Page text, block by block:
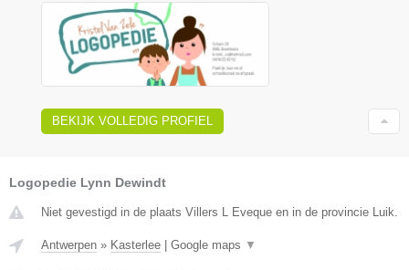
BEKIJK VOLLEDIG PROFIEL
Logopedie Lynn Dewindt
Niet gevestigd in de plaats Villers L Eveque en in de provincie Luik.
Antwerpen » Kasterlee Google maps ▼